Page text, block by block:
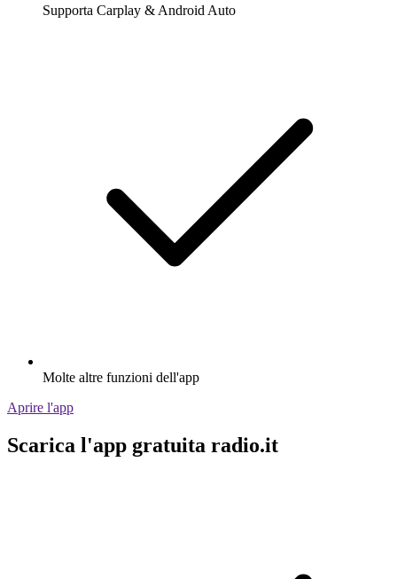
Supporta Carplay & Android Auto
Molte altre funzioni dell'app
Aprire l'app
Scarica l'app gratuita radio.it